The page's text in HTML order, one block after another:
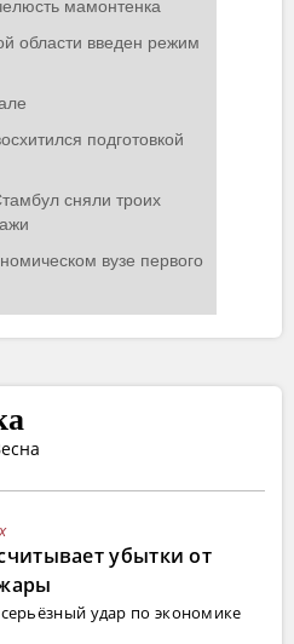
убытки от
удар по экономике